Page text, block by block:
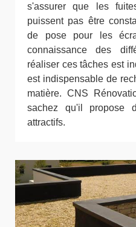
s'assurer que les
puissent pas être
de pose pour les
connaissance des
réaliser ces tâches est
est indispensable de
matière. CNS
sachez qu'il propose
attractifs.